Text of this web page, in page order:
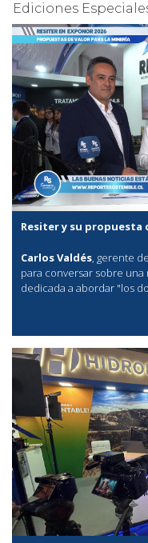
Ediciones
Resiter y su propuesta
Carlos Valdés, gerente
para conversar sobre
dedicada a abordar "los